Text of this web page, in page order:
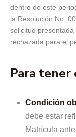
dentro de este
la Resolución No.
solicitud
rechazada para el
Para tener
Condición
debe estar
Matrícula